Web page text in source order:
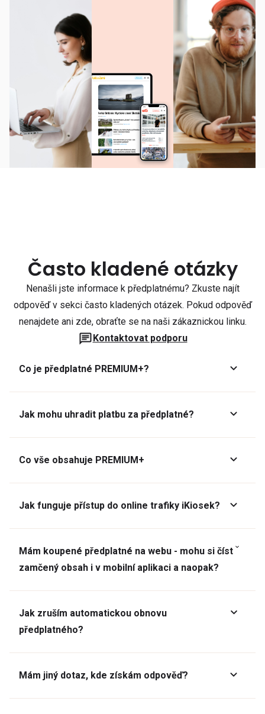
Často kladené otázky
Nenašli jste informace k předplatnému? Zkuste najít
odpověď v sekci často kladených otázek. Pokud odpověď
nenajdete ani zde, obraťte se na naši zákaznickou linku.
Kontaktovat podporu
Co je předplatné PREMIUM+?
Jak mohu uhradit platbu za předplatné?
Co vše obsahuje PREMIUM+
Jak funguje přístup do online trafiky iKiosek?
Mám koupené předplatné na webu - mohu si číst
zamčený obsah i v mobilní aplikaci a naopak?
Jak zruším automatickou obnovu
předplatného?
Mám jiný dotaz, kde získám odpověď?